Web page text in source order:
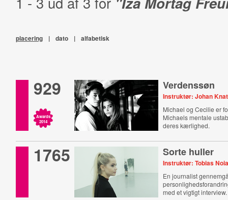
placering | dato | alfabetisk
929
Awards
2014
Verdenssøn
Instruktør: Johan
Michael og Cecilie er
Michaels mentale
deres kærlighed.
1765 Sorte huller
Instruktør: Tobias
En journalist
med et vigtigt interview.